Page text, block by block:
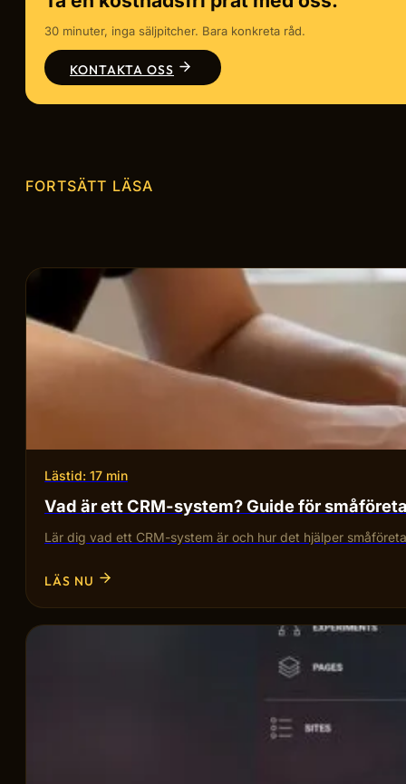
30 minuter, inga säljpitcher. Bara konkreta råd.
KONTAKTA OSS
FORTSÄTT LÄSA
Lästid: 17 min
Vad är ett CRM-system? Guide för
Lär dig vad ett CRM-system är och hur det hjälper
LÄS NU